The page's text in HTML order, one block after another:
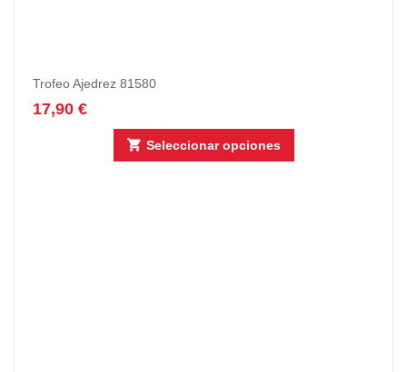
Trofeo Ajedrez 81580
17,90 €
Seleccionar opciones